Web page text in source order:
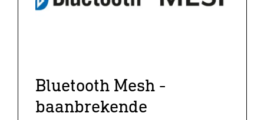
Bluetooth Mesh -
baanbrekende